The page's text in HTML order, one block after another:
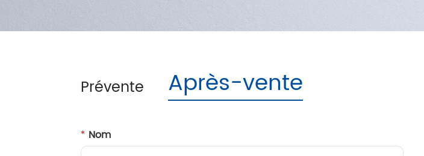
Contrôle des infections
Prévente Après-vente
Nom